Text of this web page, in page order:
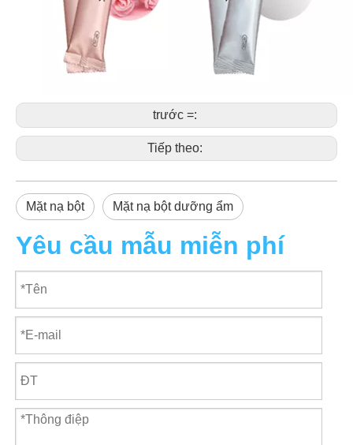
trước =:
Tiếp theo:
Mặt nạ bột Mặt nạ bột dưỡng ẩm
Yêu cầu mẫu miễn phí